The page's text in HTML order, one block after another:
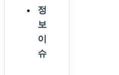
정
보
이
슈